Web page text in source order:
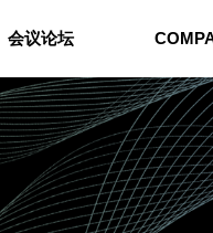
会议论坛